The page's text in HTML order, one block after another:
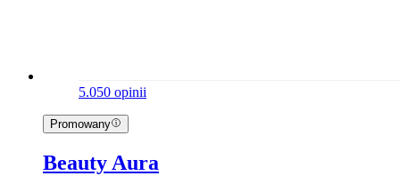
5.050 opinii
Promowany
Beauty Aura